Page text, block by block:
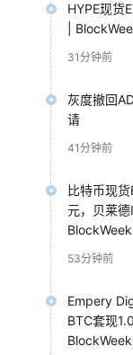
HYPE现货
|
31分钟前
灰度撤回
请
41分钟前
比特币现
元，贝莱
53分钟前
Empery
BTC套现